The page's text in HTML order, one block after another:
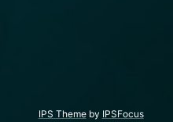
IPS Themeby IPSFocus